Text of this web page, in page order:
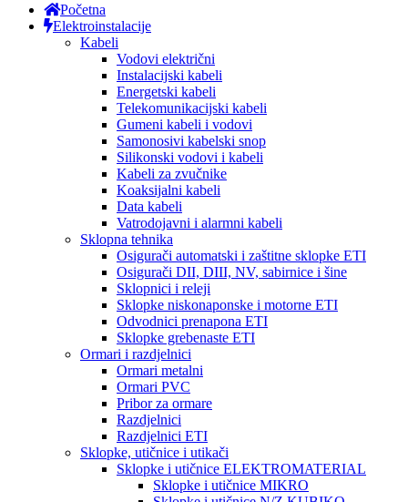
Početna
Elektroinstalacije
Kabeli
Vodovi električni
Instalacijski kabeli
Energetski kabeli
Telekomunikacijski kabeli
Gumeni kabeli i vodovi
Samonosivi kabelski snop
Silikonski vodovi i kabeli
Kabeli za zvučnike
Koaksijalni kabeli
Data kabeli
Vatrodojavni i alarmni kabeli
Sklopna tehnika
Osigurači automatski i zaštitne sklopke ETI
Osigurači DII, DIII, NV, sabirnice i šine
Sklopnici i releji
Sklopke niskonaponske i motorne ETI
Odvodnici prenapona ETI
Sklopke grebenaste ETI
Ormari i razdjelnici
Ormari metalni
Ormari PVC
Pribor za ormare
Razdjelnici
Razdjelnici ETI
Sklopke, utičnice i utikači
Sklopke i utičnice ELEKTROMATERIAL
Sklopke i utičnice MIKRO